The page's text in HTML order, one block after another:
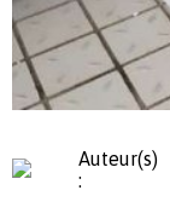
Auteur(s)
: